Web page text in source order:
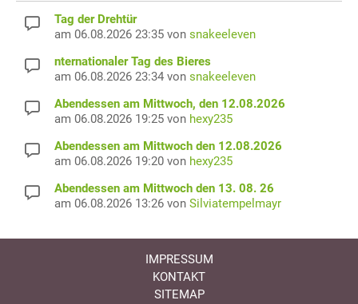
Tag der Drehtür
am 06.08.2026 23:35 von snakeeleven
nternationaler Tag des Bieres
am 06.08.2026 23:34 von snakeeleven
Abendessen am Mittwoch, den 12.08.2026
am 06.08.2026 19:25 von hexy235
Abendessen am Mittwoch den 12.08.2026
am 06.08.2026 19:20 von hexy235
Abendessen am Mittwoch den 13. 08. 26
am 06.08.2026 13:26 von Silviatempelmayr
IMPRESSUM
KONTAKT
SITEMAP